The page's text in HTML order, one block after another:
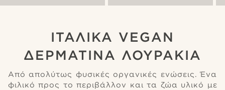
ΙΤΑΛΙΚΑ VEGAN
ΔΕΡΜΑΤΙΝΑ ΛΟΥΡΑΚΙΑ
Από απολύτως φυσικές οργανικές ενώσεις. Ένα
φιλικό προς το περιβάλλον και τα ζώα υλικό με